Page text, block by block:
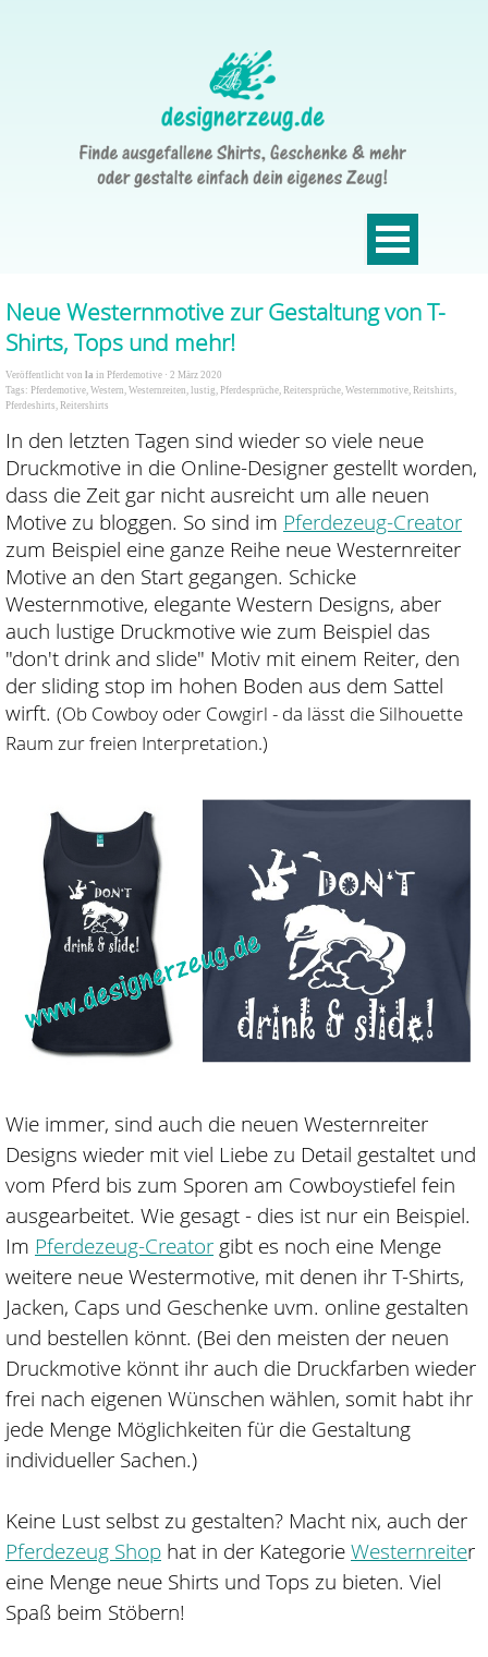
Neue Westernmotive zur Gestaltung von T-
Shirts, Tops und mehr!
Veröffentlicht von la in Pferdemotive · 2 März 2020
Tags: Pferdemotive, Western, Westernreiten, lustig, Pferdesprüche, Reitersprüche, Westernmotive, Reitshirts,
Pferdeshirts, Reitershirts
In den letzten Tagen sind wieder so viele neue
Druckmotive in die Online-Designer gestellt worden,
dass die Zeit gar nicht ausreicht um alle neuen
Motive zu bloggen. So sind im Pferdezeug-Creator
zum Beispiel eine ganze Reihe neue Westernreiter
Motive an den Start gegangen. Schicke
Westernmotive, elegante Western Designs, aber
auch lustige Druckmotive wie zum Beispiel das
"don't drink and slide" Motiv mit einem Reiter, den
der sliding stop im hohen Boden aus dem Sattel
wirft. (Ob Cowboy oder Cowgirl - da lässt die Silhouette
Raum zur freien Interpretation.)
Wie immer, sind auch die neuen Westernreiter
Designs wieder mit viel Liebe zu Detail gestaltet und
vom Pferd bis zum Sporen am Cowboystiefel fein
ausgearbeitet. Wie gesagt - dies ist nur ein Beispiel.
Im Pferdezeug-Creator gibt es noch eine Menge
weitere neue Westermotive, mit denen ihr T-Shirts,
Jacken, Caps und Geschenke uvm. online gestalten
und bestellen könnt. (Bei den meisten der neuen
Druckmotive könnt ihr auch die Druckfarben wieder
frei nach eigenen Wünschen wählen, somit habt ihr
jede Menge Möglichkeiten für die Gestaltung
individueller Sachen.)
Keine Lust selbst zu gestalten? Macht nix, auch der
Pferdezeug Shop hat in der Kategorie Westernreiter
eine Menge neue Shirts und Tops zu bieten. Viel
Spaß beim Stöbern!